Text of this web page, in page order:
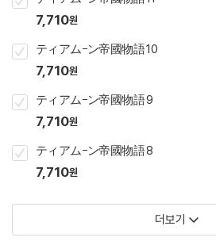
7,710원
ティアム-ン帝國物語 10
7,710원
ティアム-ン帝國物語 9
7,710원
ティアム-ン帝國物語 8
7,710원
더보기